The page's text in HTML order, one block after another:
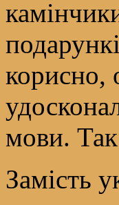
корисно,
мови.
Замість